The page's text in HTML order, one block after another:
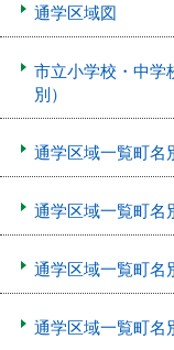
通学区域図
市立小学校・中学
別）
通学区域一覧町名
通学区域一覧町名
通学区域一覧町名
通学区域一覧町名